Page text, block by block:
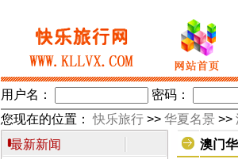
用户名： 密码 ：
您现在的位置：快乐旅行 >> 华夏名景 >>
最新新闻
澳门